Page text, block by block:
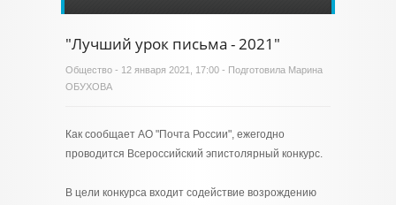
"Лучший урок письма - 2021"
Общество - 12 января 2021, 17:00 - Подготовила Марина
ОБУХОВА
Как сообщает АО "Почта России", ежегодно
проводится Всероссийский эпистолярный конкурс.
В цели конкурса входит содействие возрождению